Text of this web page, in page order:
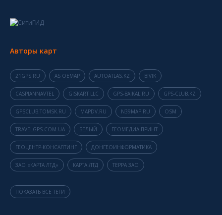
Авторы карт
21GPS.RU AS OEMAP AUTOATLAS.KZ BIVIK
CASPIANNAVTEL GISKART LLC GPS-BAIKAL.RU GPS-CLUB.KZ
GPSCLUB.TOMSK.RU MAPDV.RU N39MAP.RU OSM
TRAVELGPS.COM.UA БЕЛЫЙ ГЕОМЕДИА-ПРИНТ
ГЕОЦЕНТР-КОНСАЛТИНГ ДОНГЕОИНФОРМАТИКА
ЗАО «КАРТА ЛТД» КАРТА ЛТД ТЕРРА ЗАО
ПОКАЗАТЬ ВСЕ ТЕГИ